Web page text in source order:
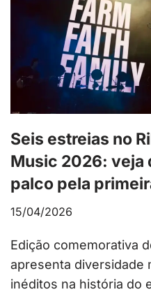
Seis estreias no
Music 2026: veja
palco pela
15/04/2026
Edição comemorativa
apresenta diversidade
inéditos na história do